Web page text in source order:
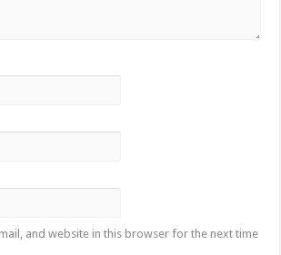
and website in this browser for the next time